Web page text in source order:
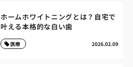
ホームホワイトニングとは？自宅で
叶える本格的な白い歯
2026.02.09
医療